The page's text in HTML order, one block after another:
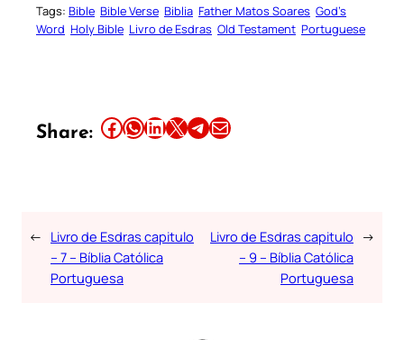
Tags: Bible Bible Verse Biblia Father Matos Soares God’s
Word Holy Bible Livro de Esdras Old Testament Portuguese
Share: Share this article on Facebook Share this article on WhatsApp Share this article on LinkedIn Share this article on X Share this article on TelegramEmail this Article
← Livro de Esdras capitulo
– 7 – Bíblia Católica
Portuguesa
Livro de Esdras capitulo
– 9 – Bíblia Católica
Portuguesa
→